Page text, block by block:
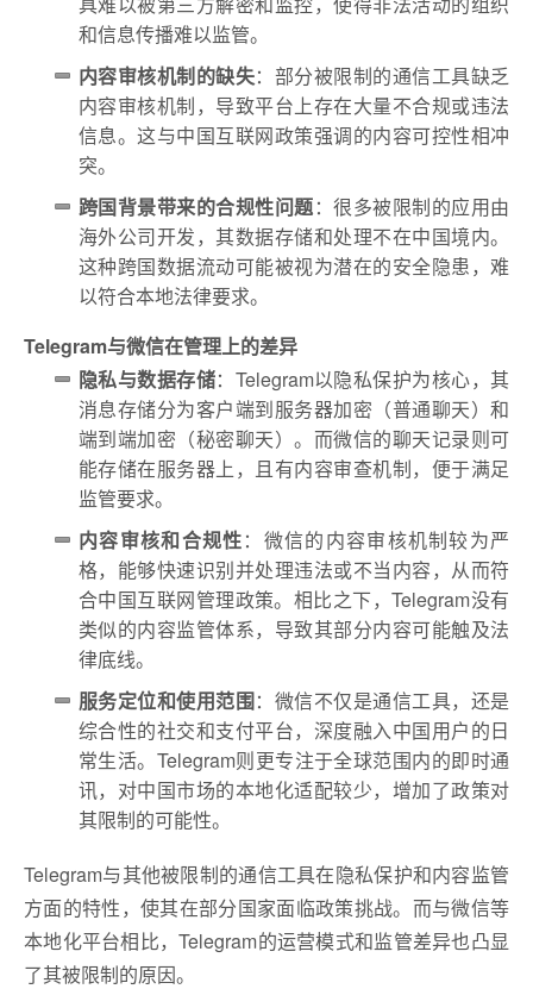
和信息传播难以监管。
内容审核机制的缺失：部分被限制的通信工具缺乏
内容审核机制，导致平台上存在大量不合规或违法
信息。这与中国互联网政策强调的内容可控性相冲
突。
跨国背景带来的合规性问题：很多被限制的应用由
海外公司开发，其数据存储和处理不在中国境内。
这种跨国数据流动可能被视为潜在的安全隐患，难
以符合本地法律要求。
Telegram与微信在管理上的差异
隐私与数据存储：Telegram以隐私保护为核心，其
消息存储分为客户端到服务器加密（普通聊天）和
端到端加密（秘密聊天）。而微信的聊天记录则可
能存储在服务器上，且有内容审查机制，便于满足
监管要求。
内容审核和合规性：微信的内容审核机制较为严
格，能够快速识别并处理违法或不当内容，从而符
合中国互联网管理政策。相比之下，Telegram没有
类似的内容监管体系，导致其部分内容可能触及法
律底线。
服务定位和使用范围：微信不仅是通信工具，还是
综合性的社交和支付平台，深度融入中国用户的日
常生活。Telegram则更专注于全球范围内的即时通
讯，对中国市场的本地化适配较少，增加了政策对
其限制的可能性。
Telegram与其他被限制的通信工具在隐私保护和内容监管
方面的特性，使其在部分国家面临政策挑战。而与微信等
本地化平台相比，Telegram的运营模式和监管差异也凸显
了其被限制的原因。